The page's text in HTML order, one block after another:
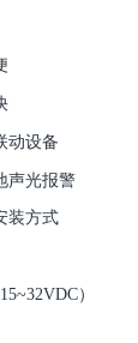
动设备
声光报警
装方式
）